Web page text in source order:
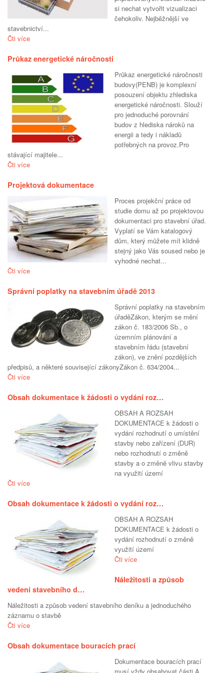
si nechat vytvořit vizualizaci
čehokoliv. Nejběžnější ve
stavebnictví...
Čti více
Průkaz energetické náročnosti
Průkaz energetické náročnosti
budovy(PENB) je komplexní
posouzení objektu zhlediska
energetické náročnosti. Slouží
pro jednoduché porovnání
budov z hlediska nároků na
energii a tedy i nákladů
potřebných na provoz.Pro
stávající majitele...
Čti více
Projektová dokumentace
Proces projekční práce od
studie domu až po projektovou
dokumentaci pro stavební úřad.
Vyplatí se Vám katalogový
dům, který můžete mít klidně
stejný jako Vás soused nebo je
vyhodné nechat...
Čti více
Správní poplatky na stavebním úřadě 2013
Správní poplatky na stavebním
úřaděZákon, kterým se mění
zákon č. 183/2006 Sb., o
územním plánování a
stavebním řádu (stavební
zákon), ve znění pozdějších
předpisů, a některé související zákonyZákon č. 634/2004...
Čti více
Obsah dokumentace k žádosti o vydání roz…
OBSAH A ROZSAH
DOKUMENTACE k žádosti o
vydání rozhodnutí o umístění
stavby nebo zařízení (DUR)
nebo rozhodnutí o změně
stavby a o změně vlivu stavby
na využití území
Čti více
Obsah dokumentace k žádosti o vydání roz…
OBSAH A ROZSAH
DOKUMENTACE k žádosti o
vydání rozhodnutí o změně
využití území
Čti více
Náležitosti a způsob
vedení stavebního d…
Náležitosti a způsob vedení stavebního deníku a jednoduchého
záznamu o stavbě
Čti více
Obsah dokumentace bouracích prací
Dokumentace bouracích prací